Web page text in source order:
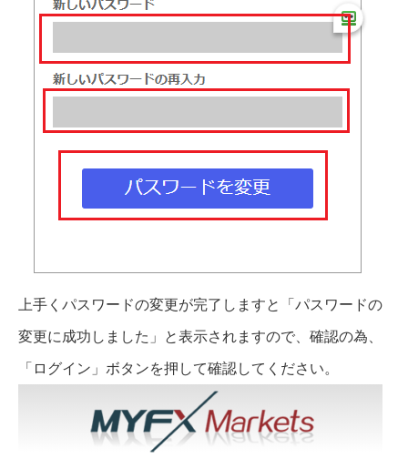
上手くパスワードの変更が完了しますと「パスワードの
変更に成功しました」と表示されますので、確認の為、
「ログイン」ボタンを押して確認してください。